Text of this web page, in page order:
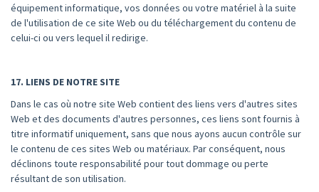
équipement informatique, vos données ou votre matériel à la suite
de l'utilisation de ce site Web ou du téléchargement du contenu de
celui-ci ou vers lequel il redirige.
17. LIENS DE NOTRE SITE
Dans le cas où notre site Web contient des liens vers d'autres sites
Web et des documents d'autres personnes, ces liens sont fournis à
titre informatif uniquement, sans que nous ayons aucun contrôle sur
le contenu de ces sites Web ou matériaux. Par conséquent, nous
déclinons toute responsabilité pour tout dommage ou perte
résultant de son utilisation.